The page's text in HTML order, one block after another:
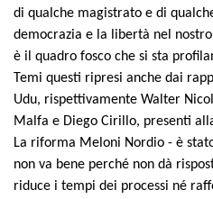
di qualche magistrato e di
democrazia e la libertà nel
è il quadro fosco che si sta
Temi questi ripresi anche dai
Udu, rispettivamente Walter
Malfa e Diego Cirillo, presenti
La riforma Meloni Nordio - è
non va bene perché non dà
riduce i tempi dei processi né